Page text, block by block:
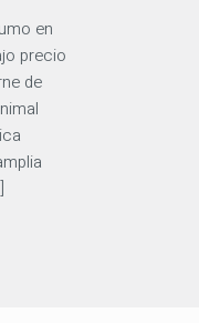
en
precio
de